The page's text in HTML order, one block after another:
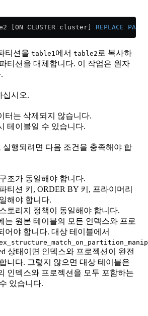
[ON CLUSTER cluster] REPLACE
티션을 table1에서 table2 로 복사하
티션을 대체합니다. 이 작업은 원자
십시오.
터는 삭제되지 않습니다.
테이블일 수 있습니다.
실행되려면 다음 조건을 충족해야 합
조가 동일해야 합니다.
티션 키, ORDER BY 키, 프라이머리
해야 합니다.
토리지 정책이 동일해야 합니다.
는 원본 테이블의 모든 인덱스와 프로
어야 합니다. 대상 테이블에서
상태이면 인덱스와 프로젝션이 완전
니다. 그렇지 않으면 대상 테이블은
인덱스와 프로젝션을 모두 포함하는
있습니다.